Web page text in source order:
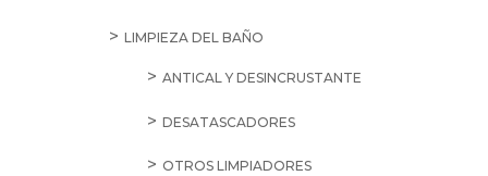
LIMPIEZA DEL BAÑO
ANTICAL Y DESINCRUSTANTE
DESATASCADORES
OTROS LIMPIADORES